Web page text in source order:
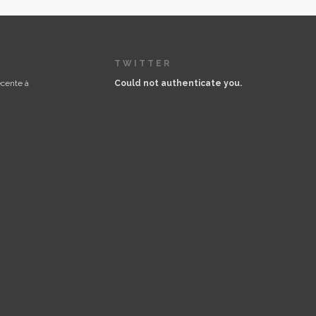
à
TWITTER
Could not authenticate you.